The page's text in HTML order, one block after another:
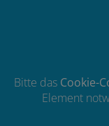
Bitte das Cookie-
Element